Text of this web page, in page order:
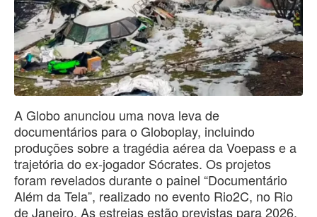
A Globo anunciou uma nova leva de
documentários para o Globoplay, incluindo
produções sobre a tragédia aérea da Voepass e a
trajetória do ex-jogador Sócrates. Os projetos
foram revelados durante o painel “Documentário
Além da Tela”, realizado no evento Rio2C, no Rio
de Janeiro. As estreias estão previstas para 2026.